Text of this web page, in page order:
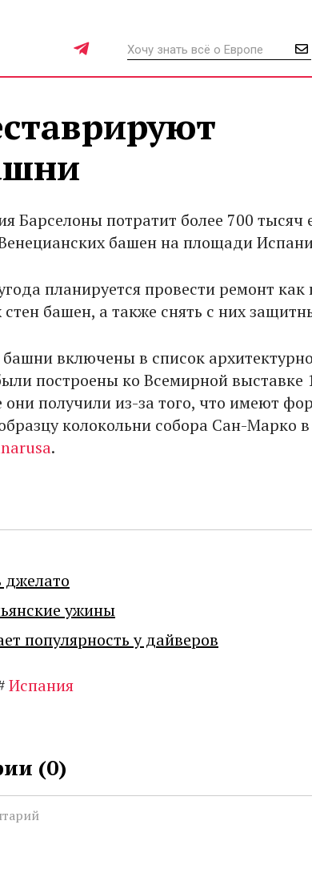
Барселоны потратит более 700 тысяч
башен на площади
планируется провести ремонт как
башен, а также снять с них
включены в список
построены ко Всемирной выставке
они получили из-за того, что имеют
колокольни собора Сан-Марко
.
джелато
ужины
популярность у дайверов
Испания
(0)